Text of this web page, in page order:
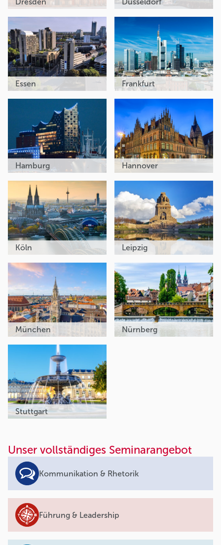
Unser vollständiges Seminarangebot
Kommunikation & Rhetorik
Führung & Leadership
Essen Frankfurt
Hamburg Hannover
Köln Leipzig
München Nürnberg
Stuttgart